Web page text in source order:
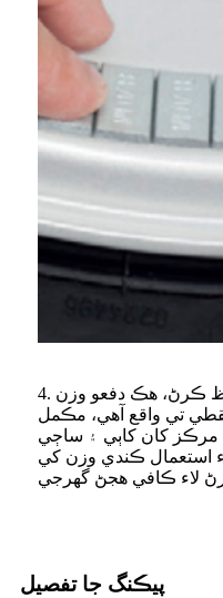
4. ڪارو ڦيٿي جي وزن کي محفوظ ڪرڻ، هڪ دفعو وزن
تي واقع آهي، مڪمل
مرڪز کان کاٻي ۽ ساڄي
ڪندي وزن کي
پيڪنگ جا تفصيل